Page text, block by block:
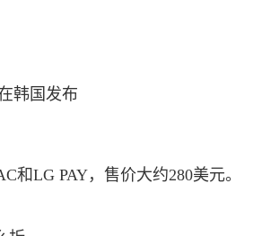
和LG PAY，售价大约280美元。